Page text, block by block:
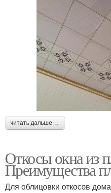
читать дальше →
Откосы окна из
Преимущества
Для облицовки откосов